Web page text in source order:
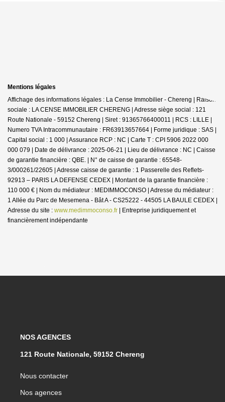
Mentions légales
Affichage des informations légales : La Cense Immobilier - Chereng | Raison
sociale : LA CENSE IMMOBILIER CHERENG | Adresse siège social : 121
Route Nationale - 59152 Chereng | Siret : 91365766400011 | RCS : LILLE |
Numero TVA Intracommunautaire : FR63913657664 | Forme juridique : SAS |
Capital social : 1 000 | Assurance RCP : NC | Carte T : CPI 5906 2022 000
000 079 | Date de délivrance : 2025-06-21 | Lieu de délivrance : NC | Caisse
de garantie financière : QBE. | N° de caisse de garantie : 65548-
3/000261/22605 | Adresse caisse de garantie : 1 Passerelle des Reflets-
92913 – PARIS LA DEFENSE CEDEX | Montant de la garantie financière :
110 000 € | Nom du médiateur : MEDIMMOCONSO | Adresse du médiateur :
1 Allée du Parc de Mesemena - Bât A - CS25222 - 44505 LA BAULE CEDEX |
Adresse du site : www.medimmoconso.fr | Entreprise juridiquement et
financièrement indépendante
NOS AGENCES
121 Route Nationale, 59152 Chereng
Nous contacter
Nos agences